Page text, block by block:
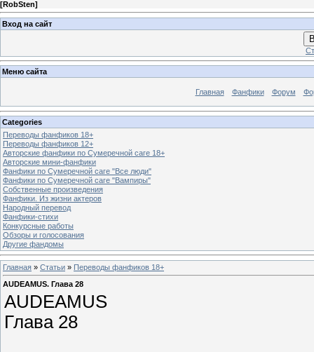
[RobSten]
Вход на сайт
Меню сайта
Главная Фанфики Форум
Categories
Переводы фанфиков 18+
Переводы фанфиков 12+
Авторские фанфики по Сумеречной саге 18+
Авторские мини-фанфики
Фанфики по Сумеречной саге "Все люди"
Фанфики по Сумеречной саге "Вампиры"
Собственные произведения
Фанфики. Из жизни актеров
Народный перевод
Фанфики-стихи
Конкурсные работы
Обзоры и голосования
Другие фандомы
Главная » Статьи » Переводы фанфиков 18+
AUDEAMUS. Глава 28
AUDEAMUS
Глава 28